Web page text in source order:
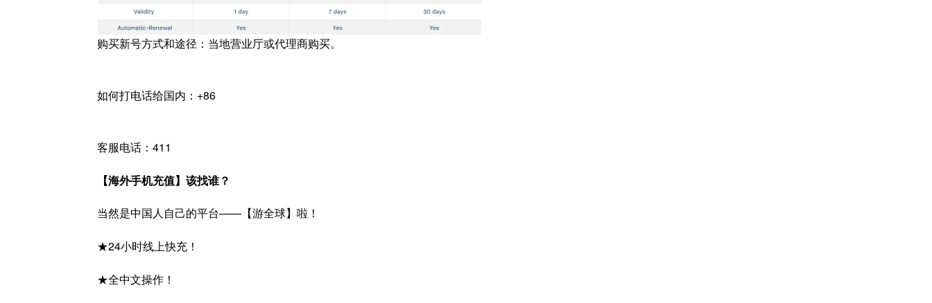
购买新号方式和途径：当地营业厅或代理商购买。
如何打电话给国内：+86
客服电话：411
【海外手机充值】该找谁？
当然是中国人自己的平台——【游全球】啦！
★24小时线上快充！
★全中文操作！